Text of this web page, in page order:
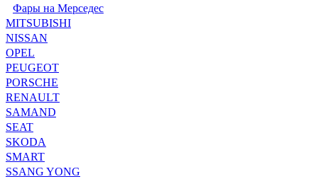
Фары на Мерседес
MITSUBISHI
NISSAN
OPEL
PEUGEOT
PORSCHE
RENAULT
SAMAND
SEAT
SKODA
SMART
SSANG YONG